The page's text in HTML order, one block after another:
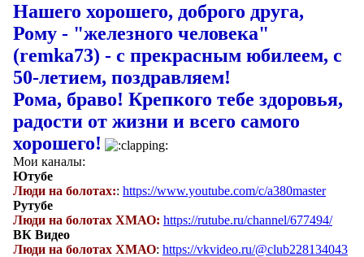
Нашего хорошего, доброго друга,
Рому - "железного человека"
(remka73) - с прекрасным юбилеем, с
50-летием, поздравляем!
Рома, браво! Крепкого тебе здоровья,
радости от жизни и всего самого
хорошего!
Мои каналы:
Ютубе
Люди на болотах:: https://www.youtube.com/c/a380master
Рутубе
Люди на болотах ХМАО: https://rutube.ru/channel/677494/
ВК Видео
Люди на болотах ХМАО: https://vkvideo.ru/@club228134043